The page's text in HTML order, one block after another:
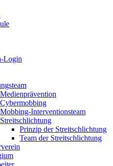
Login
Medienprävention
Cybermobbing
Mobbing-Interventionsteam
Streitschlichtung
Prinzip der Streitschlichtung
Team der Streitschlichtung